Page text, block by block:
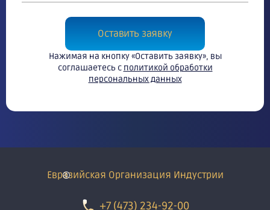
Оставить заявку
Нажимая на кнопку «Оставить заявку», вы
соглашаетесь с политикой обработки
персональных данных
Евразийская Организация Индустрии
+7 (473) 234-92-00